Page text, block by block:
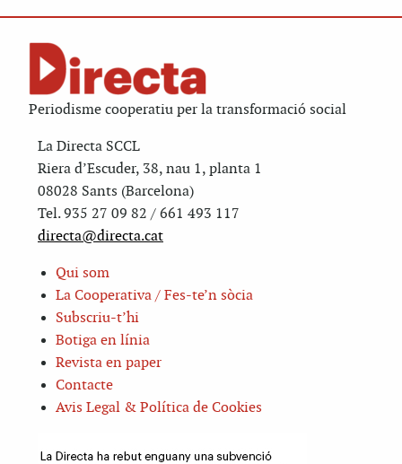
Periodisme cooperatiu per la transformació social
La Directa SCCL
Riera d’Escuder, 38, nau 1, planta 1
08028 Sants (Barcelona)
Tel. 935 27 09 82 / 661 493 117
directa@directa.cat
Qui som
La Cooperativa / Fes-te’n sòcia
Subscriu-t’hi
Botiga en línia
Revista en paper
Contacte
Avis Legal & Política de Cookies